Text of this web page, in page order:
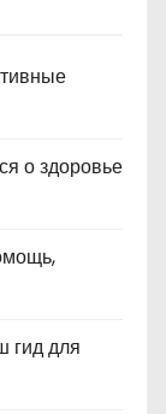
о здоровье
гид для